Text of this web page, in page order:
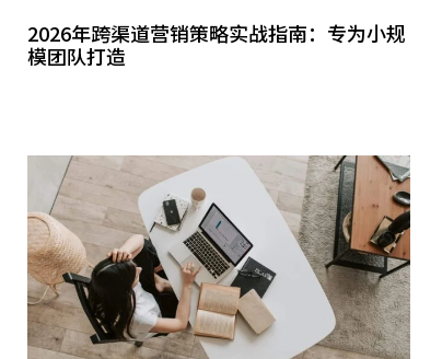
2026年跨渠道营销策略实战指南：专为小规
模团队打造